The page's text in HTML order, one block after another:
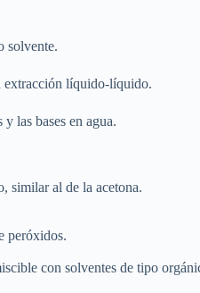
solvente.
extracción líquido-líquido.
las bases en agua.
similar al de la acetona.
peróxidos.
con solventes de tipo